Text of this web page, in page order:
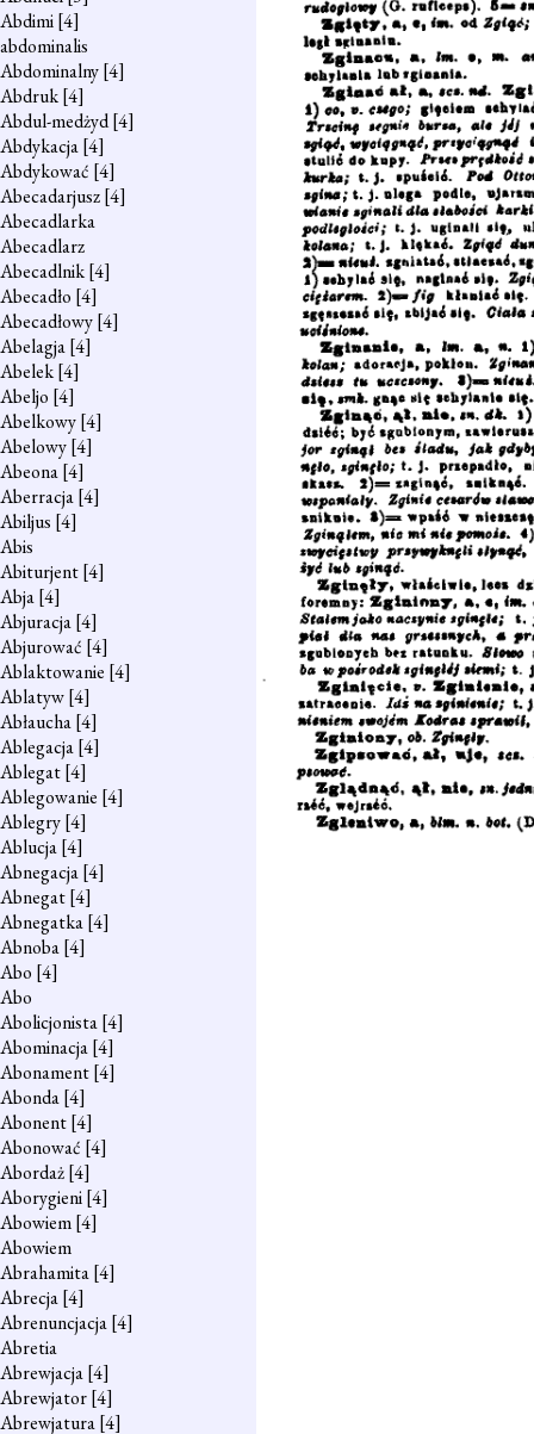
Abdimi[4]
abdominalis
Abdominalny[4]
Abdruk[4]
Abdul-medżyd[4]
Abdykacja[4]
Abdykować [4]
Abecadarjusz[4]
Abecadlarka
Abecadlarz
Abecadlnik[4]
Abecadło [4]
Abecadłowy[4]
Abelagja[4]
Abelek[4]
Abeljo [4]
Abelkowy[4]
Abelowy[4]
Abeona[4]
Aberracja[4]
Abiljus [4]
Abis
Abiturjent[4]
Abja[4]
Abjuracja[4]
Abjurować [4]
Ablaktowanie [4]
Ablatyw[4]
Abłaucha[4]
Ablegacja[4]
Ablegat[4]
Ablegowanie [4]
Ablegry[4]
Ablucja[4]
Abnegacja[4]
Abnegat[4]
Abnegatka[4]
Abnoba[4]
Abo [4]
Abo
Abolicjonista[4]
Abominacja[4]
Abonament[4]
Abonda[4]
Abonent[4]
Abonować [4]
Abordaż[4]
Aborygieni[4]
Abowiem[4]
Abowiem
Abrahamita[4]
Abrecja[4]
Abrenuncjacja[4]
Abretia
Abrewjacja[4]
Abrewjator[4]
Abrewjatura[4]